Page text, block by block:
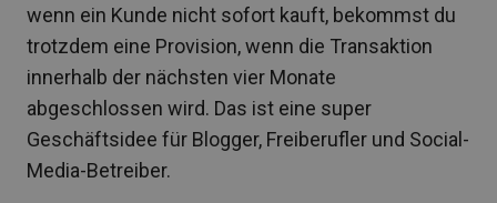
wenn ein Kunde nicht sofort kauft, bekommst du
trotzdem eine Provision, wenn die Transaktion
innerhalb der nächsten vier Monate
abgeschlossen wird. Das ist eine super
Geschäftsidee für Blogger, Freiberufler und Social-
Media-Betreiber.